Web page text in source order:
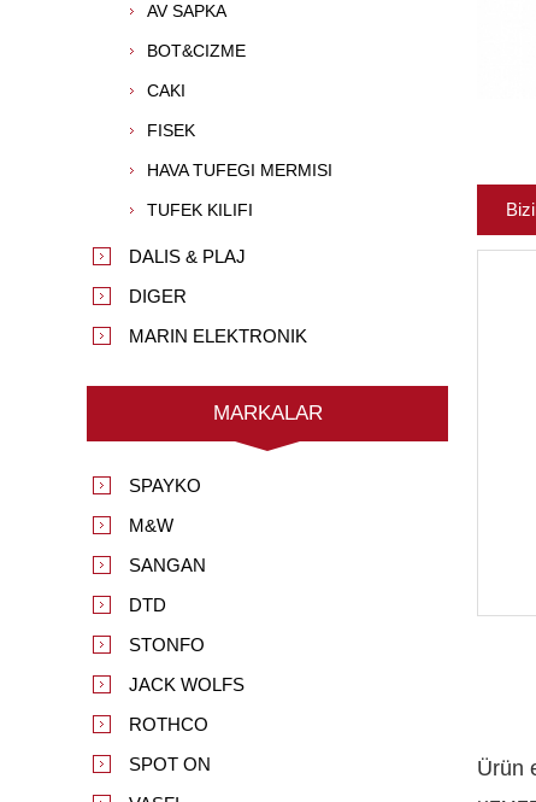
Ürün
AV SAPKA
BOT&CIZME
CAKI
FISEK
HAVA TUFEGI MERMISI
TUFEK KILIFI
DALIS & PLAJ
DIGER
MARIN ELEKTRONIK
MARKALAR
SPAYKO
M&W
SANGAN
DTD
STONFO
JACK WOLFS
ROTHCO
SPOT ON